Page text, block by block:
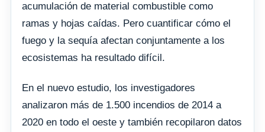
acumulación de material combustible como
ramas y hojas caídas. Pero cuantificar cómo el
fuego y la sequía afectan conjuntamente a los
ecosistemas ha resultado difícil.
En el nuevo estudio, los investigadores
analizaron más de 1.500 incendios de 2014 a
2020 en todo el oeste y también recopilaron datos